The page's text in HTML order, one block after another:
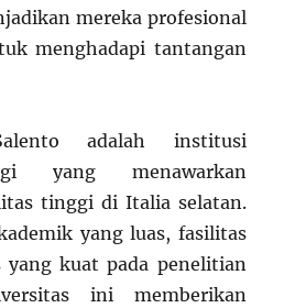
mereka profesional
menghadapi tantangan
adalah institusi
yang menawarkan
tinggi di Italia selatan.
yang luas, fasilitas
kuat pada penelitian
ini memberikan